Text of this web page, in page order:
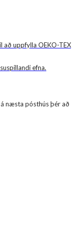
að uppfylla OEKO-TEX
efna.
næsta pósthús þér að